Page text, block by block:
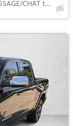
Call (866) 360-2521 or MESSAGE/CHAT to confirm availability